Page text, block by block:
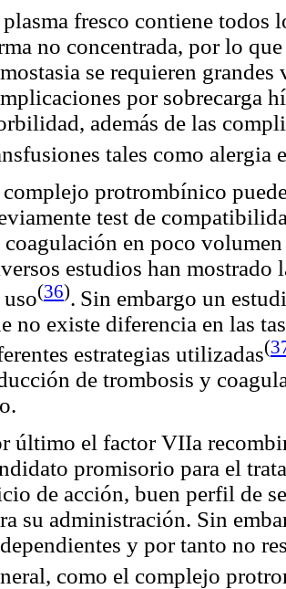
fresco contiene todos
no concentrada, por lo
se requieren
por sobrecarga
además de las
tales como alergia
protrombínico
test de
coagulación en poco
estudios han
uso(36). Sin embargo un
no existe diferencia en las
estrategias utilizadas(
de trombosis y
último el factor VIIa
promisorio para el
de acción, buen perfil de
su administración. Sin
y por tanto no
como el complejo